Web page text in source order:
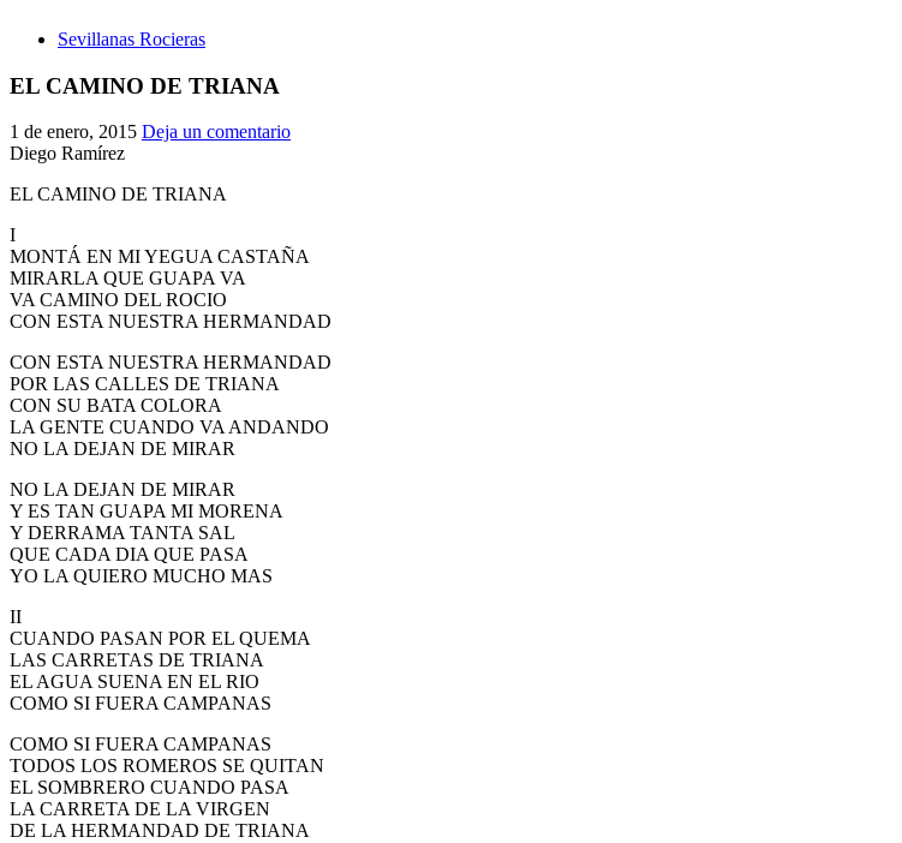
Sevillanas Rocieras
EL CAMINO DE TRIANA
1 de enero, 2015 Deja un comentario
Diego Ramírez
EL CAMINO DE TRIANA
I
MONTÁ EN MI YEGUA CASTAÑA
MIRARLA QUE GUAPA VA
VA CAMINO DEL ROCIO
CON ESTA NUESTRA HERMANDAD
CON ESTA NUESTRA HERMANDAD
POR LAS CALLES DE TRIANA
CON SU BATA COLORA
LA GENTE CUANDO VA ANDANDO
NO LA DEJAN DE MIRAR
NO LA DEJAN DE MIRAR
Y ES TAN GUAPA MI MORENA
Y DERRAMA TANTA SAL
QUE CADA DIA QUE PASA
YO LA QUIERO MUCHO MAS
II
CUANDO PASAN POR EL QUEMA
LAS CARRETAS DE TRIANA
EL AGUA SUENA EN EL RIO
COMO SI FUERA CAMPANAS
COMO SI FUERA CAMPANAS
TODOS LOS ROMEROS SE QUITAN
EL SOMBRERO CUANDO PASA
LA CARRETA DE LA VIRGEN
DE LA HERMANDAD DE TRIANA